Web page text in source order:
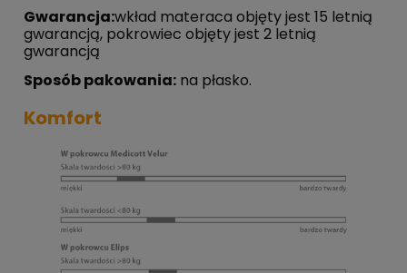
Gwarancja:wkład materaca objęty jest 15 letnią
gwarancją, pokrowiec objęty jest 2 letnią
gwarancją
Sposób pakowania: na płasko.
Komfort